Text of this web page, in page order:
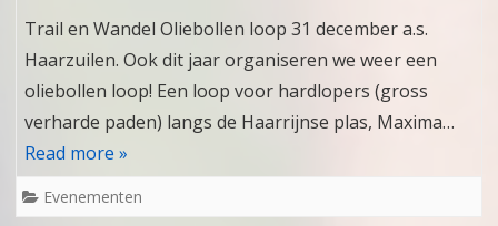
Trail en Wandel Oliebollen loop 31 december a.s.
Haarzuilen. Ook dit jaar organiseren we weer een
oliebollen loop! Een loop voor hardlopers (gross
verharde paden) langs de Haarrijnse plas, Maxima…
Read more »
Evenementen